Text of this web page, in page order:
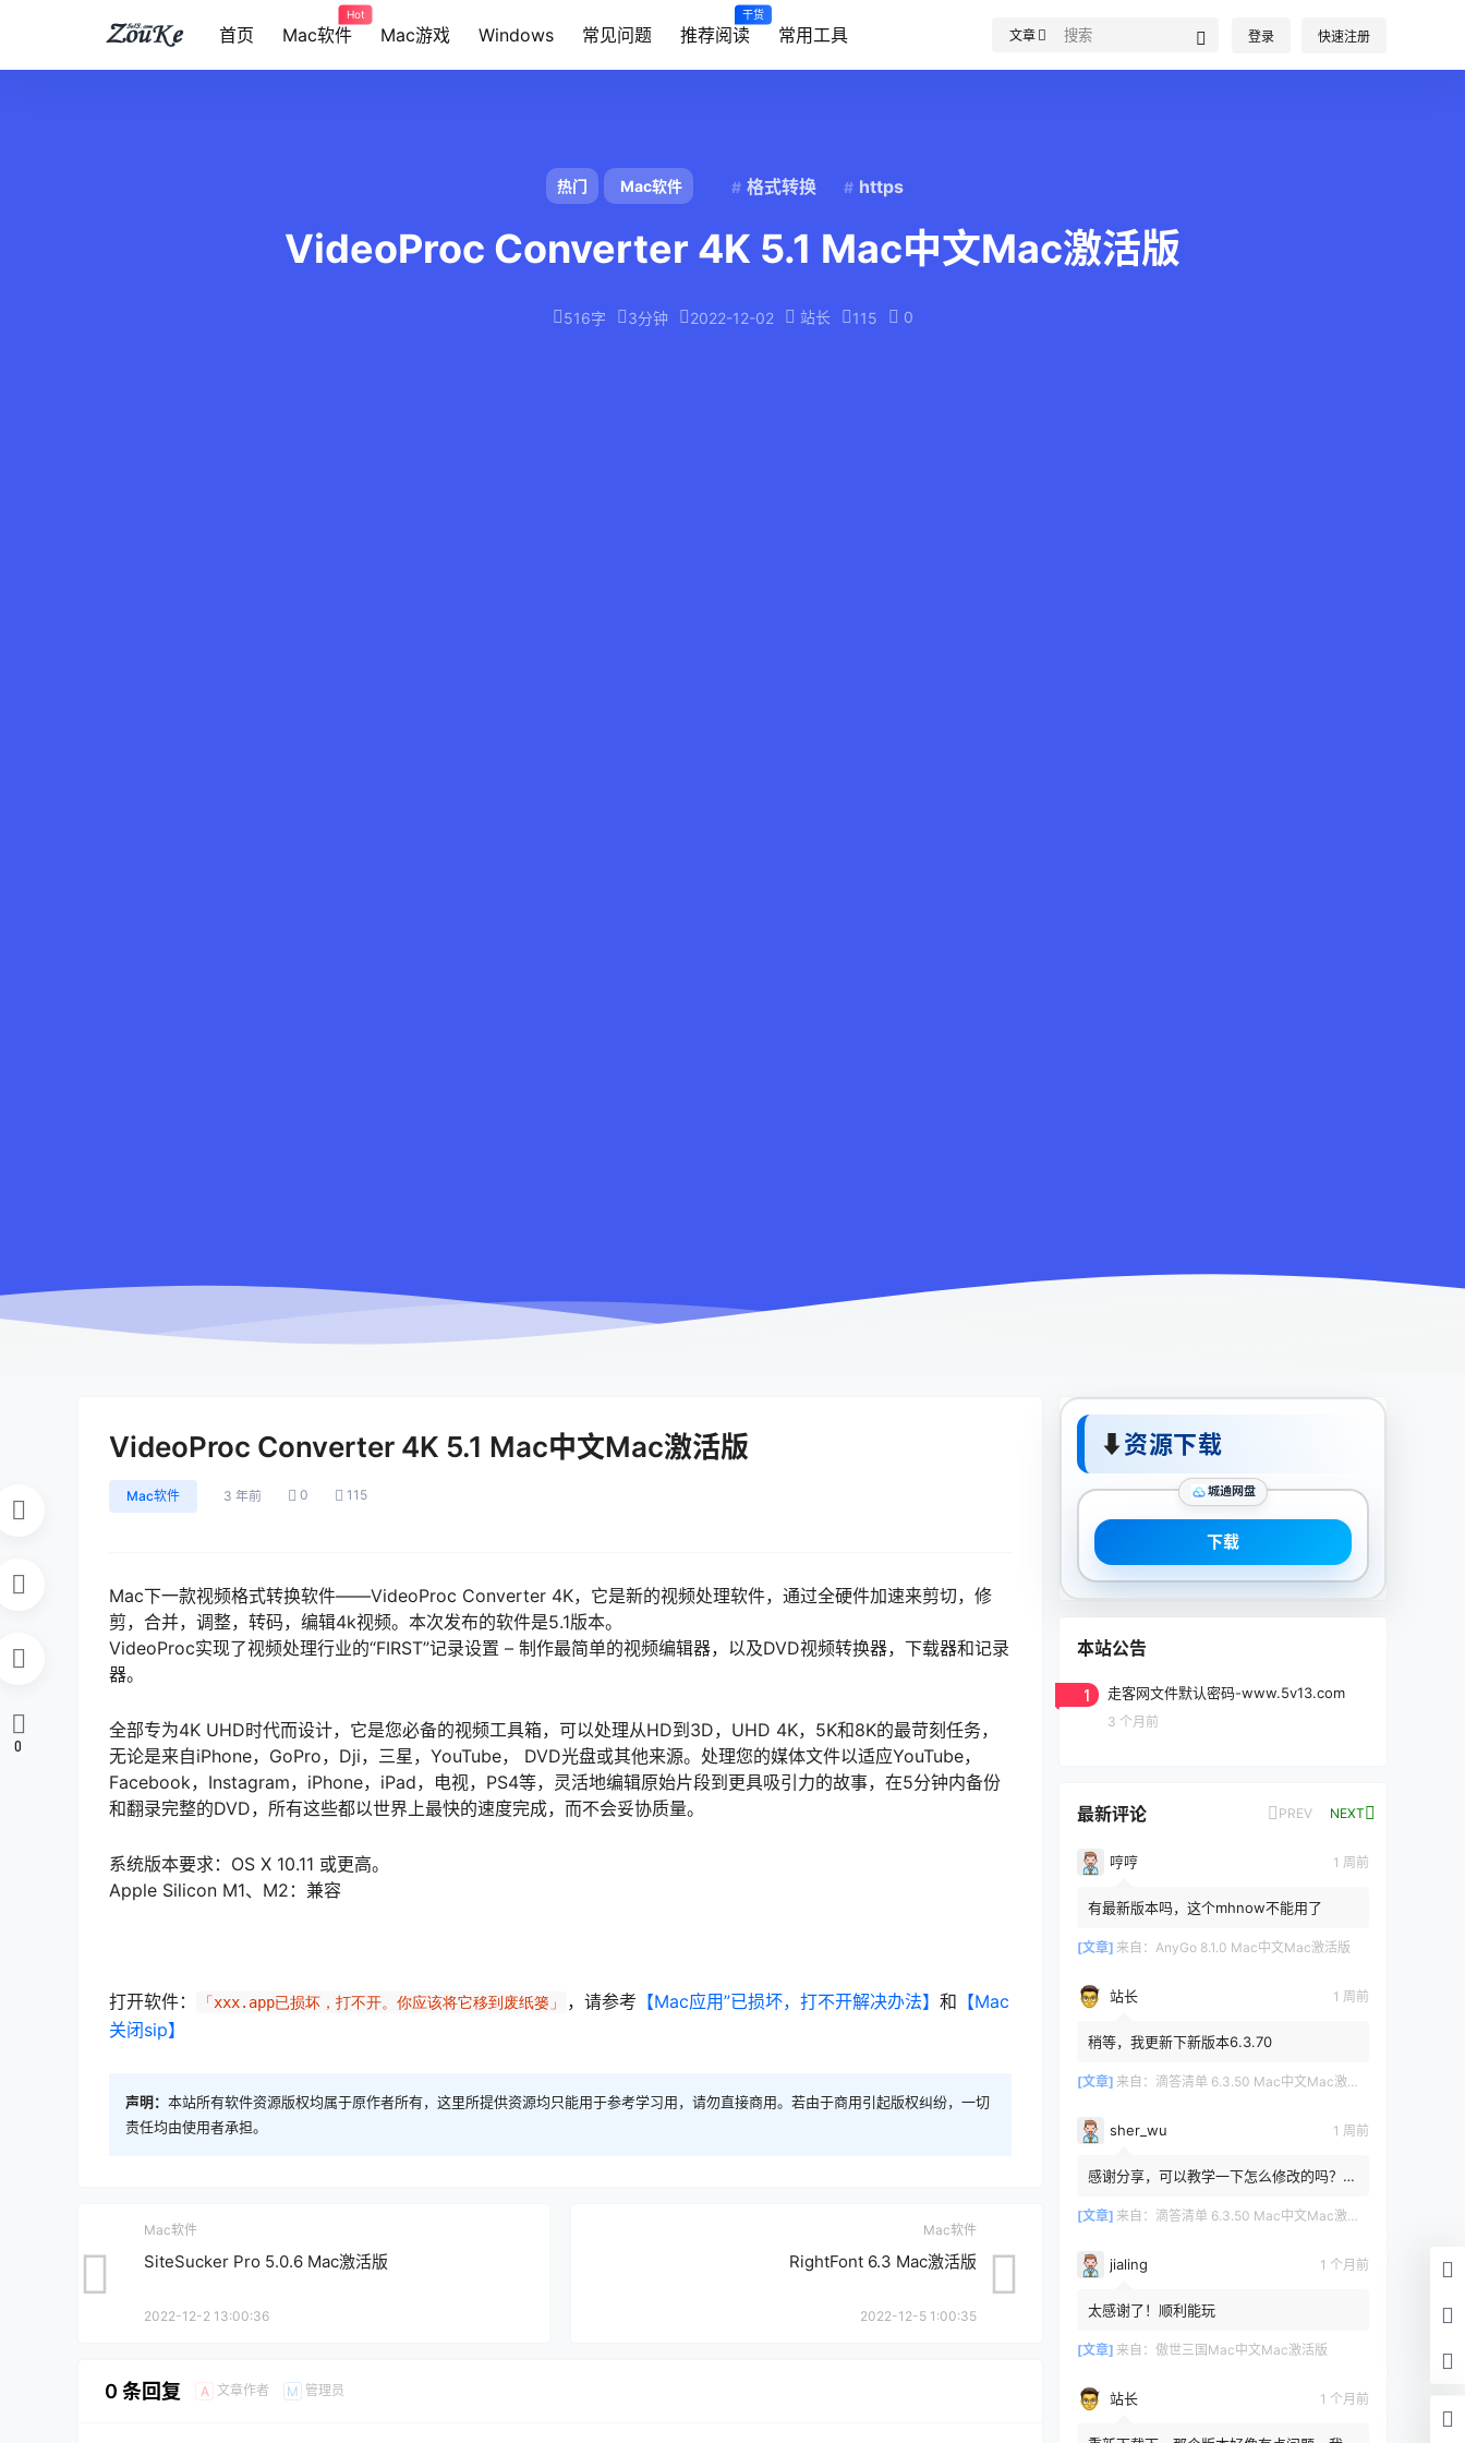
首页 Mac软件
Hot
Mac游戏 Windows 常见问题 推荐阅读
干货
常用工具 文章 登录 快速注册
热门 Mac软件 格式转换 https
VideoProc Converter 4K 5.1 Mac中文Mac激活版
516字 3分钟 2022-12-02 站长 115 0
VideoProc Converter 4K 5.1 Mac中文Mac激活版
Mac软件 3 年前 0 115
Mac下一款视频格式转换软件——VideoProc Converter 4K，它是新的视频处理软件，通过全硬件加速来剪切，修
剪，合并，调整，转码，编辑4k视频。本次发布的软件是5.1版本。
VideoProc实现了视频处理行业的“FIRST”记录设置 – 制作最简单的视频编辑器，以及DVD视频转换器，下载器和记录
器。
全部专为4K UHD时代而设计，它是您必备的视频工具箱，可以处理从HD到3D，UHD 4K，5K和8K的最苛刻任务，
无论是来自iPhone，GoPro，Dji，三星，YouTube， DVD光盘或其他来源。处理您的媒体文件以适应YouTube，
Facebook，Instagram，iPhone，iPad，电视，PS4等，灵活地编辑原始片段到更具吸引力的故事，在5分钟内备份
和翻录完整的DVD，所有这些都以世界上最快的速度完成，而不会妥协质量。
系统版本要求：OS X 10.11 或更高。
Apple Silicon M1、M2：兼容
打开软件： 「xxx.app已损坏，打不开。你应该将它移到废纸篓」 ，请参考 【Mac应用”已损坏，打不开解决办法】 和 【Mac
关闭sip】
声明： 本站所有软件资源版权均属于原作者所有，这里所提供资源均只能用于参考学习用，请勿直接商用。若由于商用引起版权纠纷，一切
责任均由使用者承担。
0
Mac软件
SiteSucker Pro 5.0.6 Mac激活版
2022-12-2 13:00:36
Mac软件
RightFont 6.3 Mac激活版
2022-12-5 1:00:35
0 条回复 A 文章作者 M 管理员
⬇资源下载
城通网盘
下载
本站公告
1 走客网文件默认密码-www.5v13.com
3 个月前
最新评论 PREV NEXT
哼哼 1 周前
有最新版本吗，这个mhnow不能用了
[文章] 来自： AnyGo 8.1.0 Mac中文Mac激活版
站长 1 周前
稍等，我更新下新版本6.3.70
[文章] 来自： 滴答清单 6.3.50 Mac中文Mac激活版
sher_wu 1 周前
感谢分享，可以教学一下怎么修改的吗？目
[文章] 来自： 滴答清单 6.3.50 Mac中文Mac激活版
jialing 1 个月前
太感谢了！顺利能玩
[文章] 来自： 傲世三国Mac中文Mac激活版
站长 1 个月前